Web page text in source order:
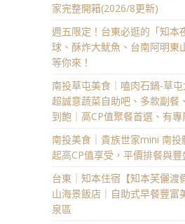
家完整開箱(2026/8更新)
週五限定！台東必逛的「知本
球、酥炸大魷魚、台南阿明東
等你來！
南投草屯美食｜嗑肉石鍋-草屯
超誠意蔬菜自助吧、多款副餐
到飽｜高CP值聚餐首選、有
南投美食｜貴族世家mini 南
起高CP值享受，平價排餐與豐
台東｜知本住宿【知本芙儷渡
山海景飯店｜自助式早餐豐富
泉區